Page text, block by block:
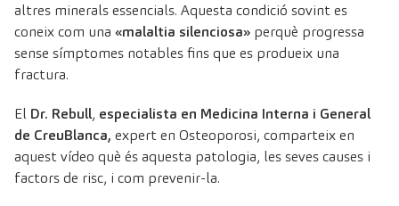
altres minerals essencials. Aquesta condició sovint es
coneix com una «malaltia silenciosa» perquè progressa
sense símptomes notables fins que es produeix una
fractura.
El Dr. Rebull, especialista en Medicina Interna i General
de CreuBlanca, expert en Osteoporosi, comparteix en
aquest vídeo què és aquesta patologia, les seves causes i
factors de risc, i com prevenir-la.